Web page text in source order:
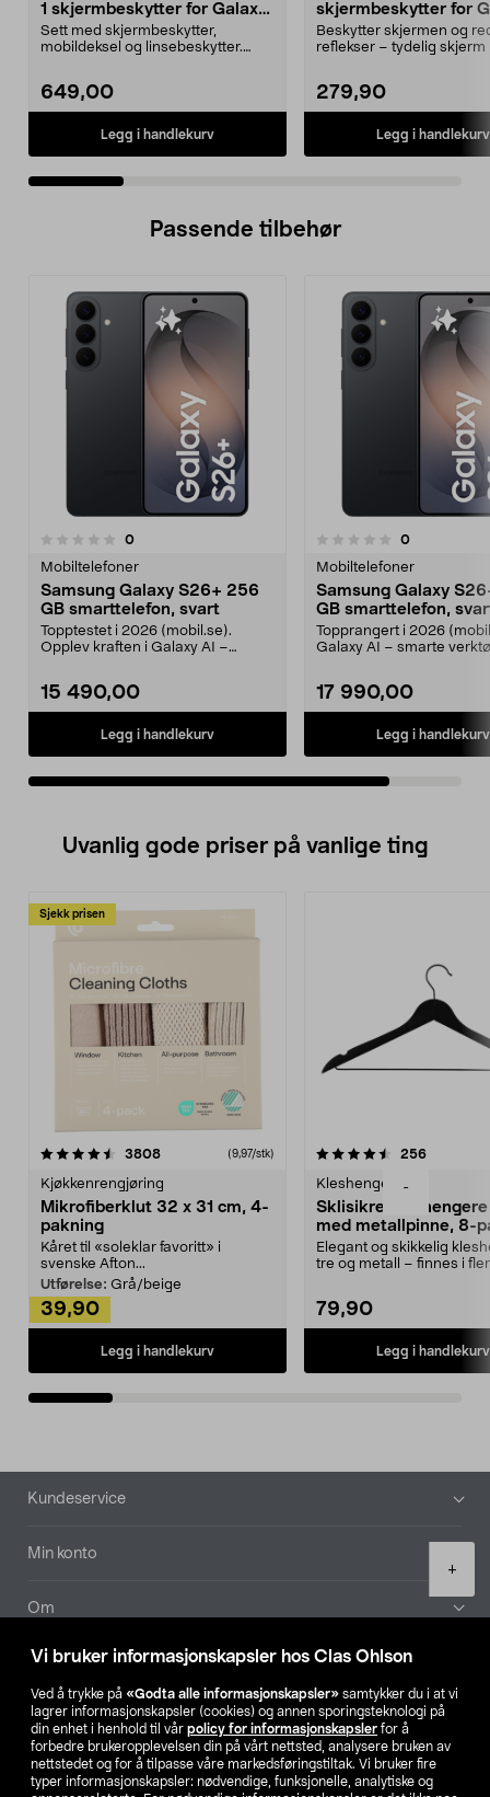
Vi bruker informasjonskapsler hos Clas Ohlson
Ved å trykke på «Godta alle informasjonskapsler» samtykker du i at vi
lagrer informasjonskapsler (cookies) og annen sporingsteknologi på
din enhet i henhold til vår policy for informasjonskapsler for å
forbedre brukeropplevelsen din på vårt nettsted, analysere bruken av
nettstedet og for å tilpasse våre markedsføringstiltak. Vi bruker fire
typer informasjonskapsler: nødvendige, funksjonelle, analytiske og
-
+
1 skjermbeskytter for Galaxy
S26 Ultra
Sett med skjermbeskytter,
mobildeksel og linsebeskytter.
649,00
Legg i handlekurv
skjermbeskytter for
S26 Ultra
Beskytter skjermen og
reflekser – tydelig skjerm
279,90
Legg i handlekurv
Passende tilbehør
0anmeldelser
Mobiltelefoner
Samsung Galaxy S26+ 256
GB smarttelefon, svart
Topptestet i 2026 (mobil.se).
Opplev kraften i Galaxy AI –
15 490,00
Legg i handlekurv
0.0 av 5 stjerner 0anmeldelser
Mobiltelefoner
Samsung Galaxy
GB smarttelefon,
Topprangert i 2026
Galaxy AI – smarte
17 990,00
Legg i handlekurv
Uvanlig gode priser på vanlige ting
Sjekk prisen
3808anmeldelser(9,97/stk)
Kjøkkenrengjøring
Mikrofiberklut 32 x 31 cm, 4-
pakning
Kåret til «soleklar favoritt» i
svenske Afton...
Utførelse: Grå/beige
39,90
Legg i handlekurv
4.5av 5 stjerner 256
Kleshengere
Sklisikre
med metallpinne, 8-
Elegant og skikkelig
tre og metall – finnes i
79,90
Legg i handlekurv
4.5av 5 stjerner
Bunntekst
Kundeservice
Min konto
Om
Aktuelt
Våre selskaper
Finn din butikk